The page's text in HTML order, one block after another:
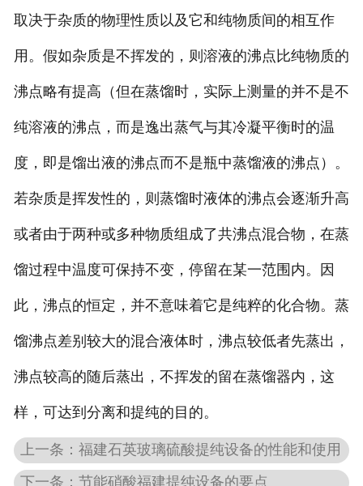
取决于杂质的物理性质以及它和纯物质间的相互作
用。假如杂质是不挥发的，则溶液的沸点比纯物质的
沸点略有提高（但在蒸馏时，实际上测量的并不是不
纯溶液的沸点，而是逸出蒸气与其冷凝平衡时的温
度，即是馏出液的沸点而不是瓶中蒸馏液的沸点）。
若杂质是挥发性的，则蒸馏时液体的沸点会逐渐升高
或者由于两种或多种物质组成了共沸点混合物，在蒸
馏过程中温度可保持不变，停留在某一范围内。因
此，沸点的恒定，并不意味着它是纯粹的化合物。蒸
馏沸点差别较大的混合液体时，沸点较低者先蒸出，
沸点较高的随后蒸出，不挥发的留在蒸馏器内，这
样，可达到分离和提纯的目的。
上一条：福建石英玻璃硫酸提纯设备的性能和使用
下一条：节能硝酸福建提纯设备的要点